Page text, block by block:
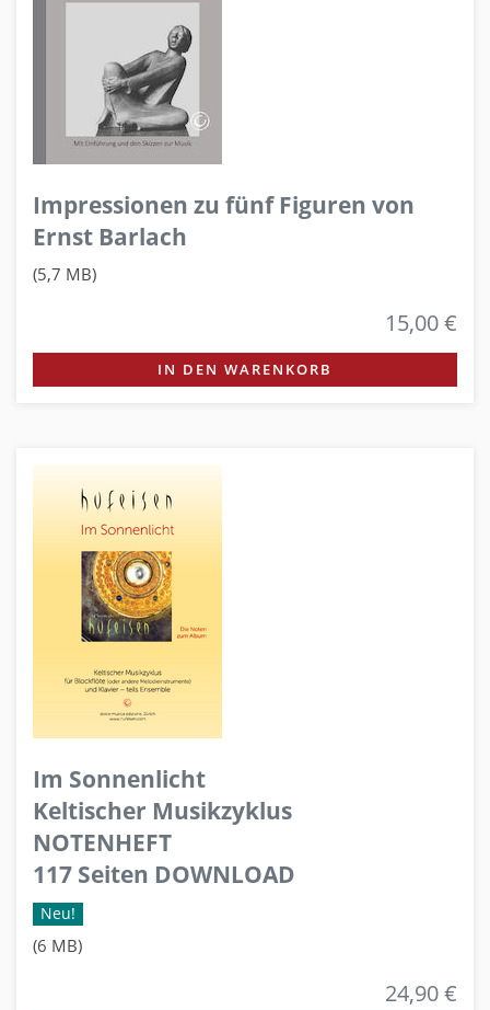
Impressionen zu fünf Figuren von
Ernst Barlach
(5,7 MB)
15,00 €
IN DEN WARENKORB
Im Sonnenlicht
Keltischer Musikzyklus
NOTENHEFT
117 Seiten DOWNLOAD
Neu!
(6 MB)
24,90 €